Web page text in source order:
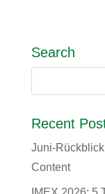
Search
Recent
Juni-
Content